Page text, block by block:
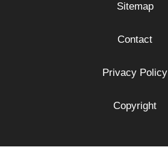
Sitemap
Contact
Privacy Policy
Copyright